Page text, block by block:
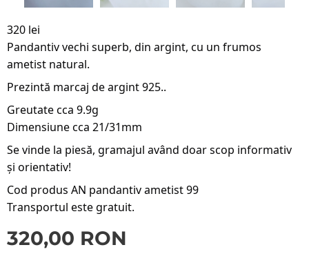
320 lei
Pandantiv vechi superb, din argint, cu un frumos
ametist natural.
Prezintă marcaj de argint 925..
Greutate cca 9.9g
Dimensiune cca 21/31mm
Se vinde la piesă, gramajul având doar scop informativ
și orientativ!
Cod produs AN pandantiv ametist 99
Transportul este gratuit.
320,00 RON